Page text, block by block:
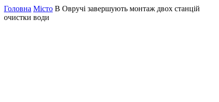
Головна Місто В Овручі завершують монтаж двох станцій
очистки води